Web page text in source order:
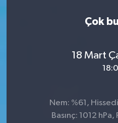
Çok
18 Mart
Nem: %61,
Basınç: 1012